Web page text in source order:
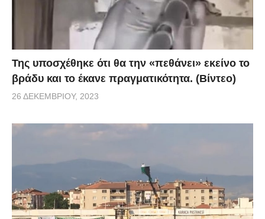
Της υποσχέθηκε ότι θα την «πεθάνει» εκείνο το
βράδυ και το έκανε πραγματικότητα. (Βίντεο)
26 ΔΕΚΕΜΒΡΊΟΥ, 2023